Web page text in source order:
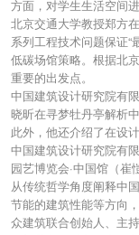
方面，对学生生活空间
北京交通大学教授郑方
系列工程技术问题保证“
低碳场馆策略。根据北
重要的出发点。
中国建筑设计研究院有
晓昕在寻梦牡丹亭解析
此外，他还介绍了在设
中国建筑设计研究院有
园艺博览会·中国馆（崔
从传统哲学角度阐释中
节能的建筑性能等方向
众建筑联合创始人、主